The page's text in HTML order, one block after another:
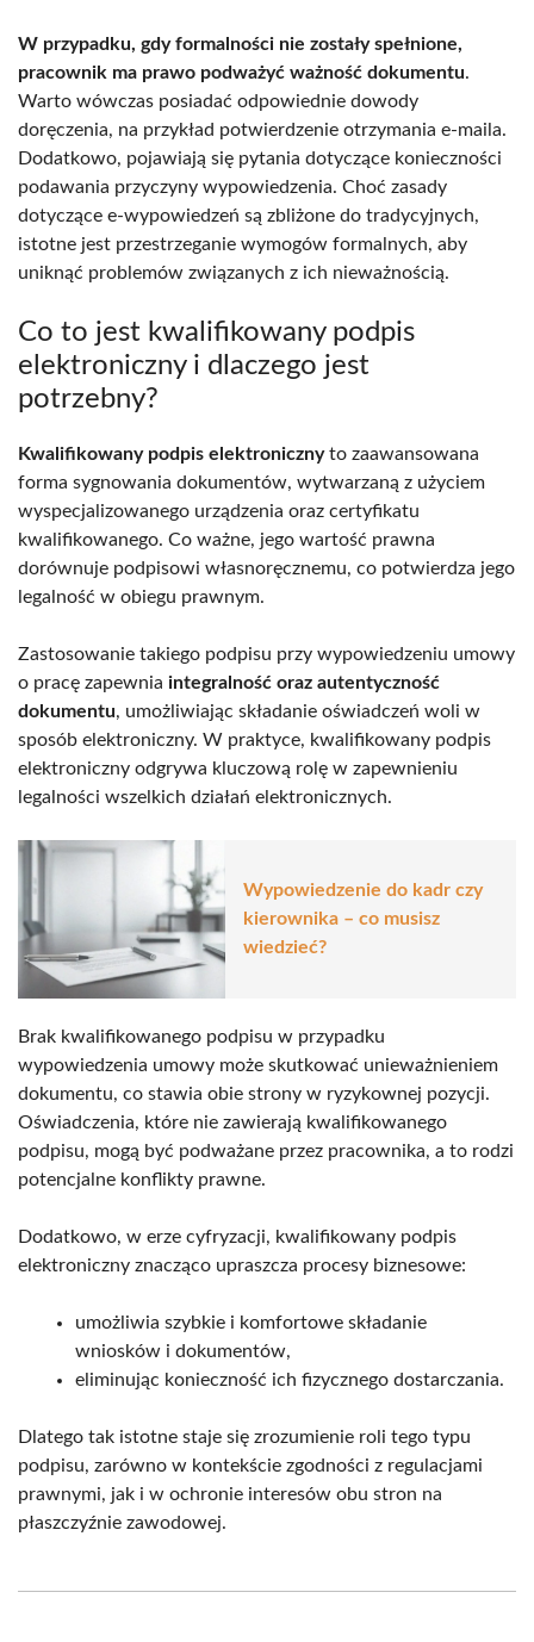
W przypadku, gdy formalności nie zostały spełnione,
pracownik ma prawo podważyć ważność dokumentu.
Warto wówczas posiadać odpowiednie dowody
doręczenia, na przykład potwierdzenie otrzymania e-maila.
Dodatkowo, pojawiają się pytania dotyczące konieczności
podawania przyczyny wypowiedzenia. Choć zasady
dotyczące e-wypowiedzeń są zbliżone do tradycyjnych,
istotne jest przestrzeganie wymogów formalnych, aby
uniknąć problemów związanych z ich nieważnością.
Co to jest kwalifikowany podpis
elektroniczny i dlaczego jest
potrzebny?
Kwalifikowany podpis elektronicznyto zaawansowana
forma sygnowania dokumentów, wytwarzaną z użyciem
wyspecjalizowanego urządzenia oraz certyfikatu
kwalifikowanego. Co ważne, jego wartość prawna
dorównuje podpisowi własnoręcznemu, co potwierdza jego
legalność w obiegu prawnym.
Zastosowanie takiego podpisu przy wypowiedzeniu umowy
o pracę zapewnia integralność oraz autentyczność
dokumentu, umożliwiając składanie oświadczeń woli w
sposób elektroniczny. W praktyce, kwalifikowany podpis
elektroniczny odgrywa kluczową rolę w zapewnieniu
legalności wszelkich działań elektronicznych.
Wypowiedzenie do kadr czy
kierownika – co musisz
wiedzieć?
Brak kwalifikowanego podpisu w przypadku
wypowiedzenia umowy może skutkować unieważnieniem
dokumentu, co stawia obie strony w ryzykownej pozycji.
Oświadczenia, które nie zawierają kwalifikowanego
podpisu, mogą być podważane przez pracownika, a to rodzi
potencjalne konflikty prawne.
Dodatkowo, w erze cyfryzacji, kwalifikowany podpis
elektroniczny znacząco upraszcza procesy biznesowe:
umożliwia szybkie i komfortowe składanie
wniosków i dokumentów,
eliminując konieczność ich fizycznego dostarczania.
Dlatego tak istotne staje się zrozumienie roli tego typu
podpisu, zarówno w kontekście zgodności z regulacjami
prawnymi, jak i w ochronie interesów obu stron na
płaszczyźnie zawodowej.